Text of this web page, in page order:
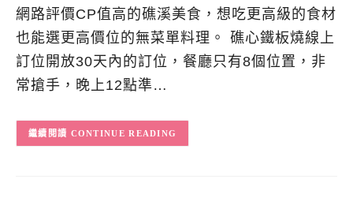
網路評價CP值高的礁溪美食，想吃更高級的食材
也能選更高價位的無菜單料理。 礁心鐵板燒線上
訂位開放30天內的訂位，餐廳只有8個位置，非
常搶手，晚上12點準…
CONTINUE READING